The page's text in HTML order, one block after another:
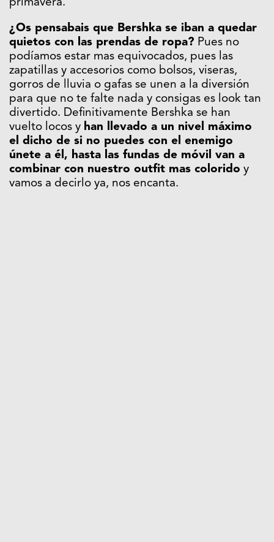
primavera.
¿Os pensabais que Bershka se iban a quedar
quietos con las prendas de ropa? Pues no
podíamos estar mas equivocados, pues las
zapatillas y accesorios como bolsos, viseras,
gorros de lluvia o gafas se unen a la diversión
para que no te falte nada y consigas es look tan
divertido. Definitivamente Bershka se han
vuelto locos y han llevado a un nivel máximo
el dicho de si no puedes con el enemigo
únete a él, hasta las fundas de móvil van a
combinar con nuestro outfit mas colorido y
vamos a decirlo ya, nos encanta.